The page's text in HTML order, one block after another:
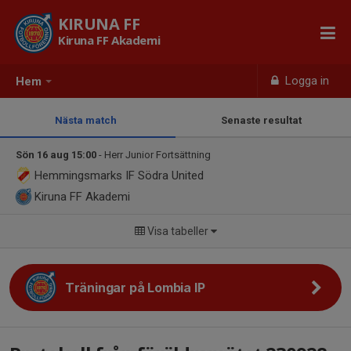
Hem Logga in
KIRUNA FF
Kiruna FF Akademi
Nästa match Senaste resultat
Sön 16 aug 15:00 - Herr Junior Fortsättning
Hemmingsmarks IF Södra United
Kiruna FF Akademi
Visa tabeller
Träningar på Lombia IP